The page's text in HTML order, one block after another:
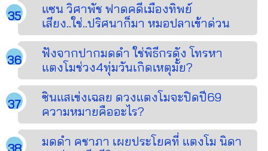
แซน วิศาพัช ฟาดคดีเมืองทิพย์
เสียง..ใช่..ปริศนาก็มา หมอปลาเข้าด่วน
ฟังจากปากมดดำ ใช่พิธีกรดัง โทรหา
แตงโมช่วง4ทุ่มวันเกิดเหตุมั้ย?
ซินแสเข่งเฉลย ดวงแตงโมจะปิดปี69
ความหมายคืออะไร?
มดดำ คชาภา เผยประโยคที่ แตงโม นิดา